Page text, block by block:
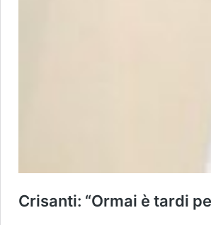
Crisanti: “Ormai è tardi